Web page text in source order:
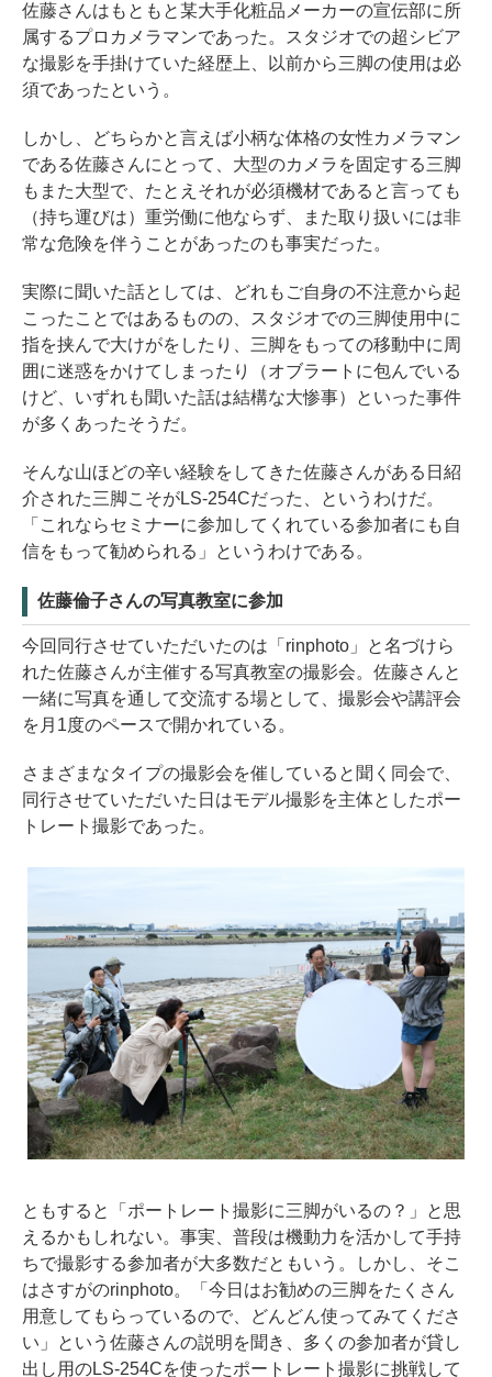
佐藤さんはもともと某大手化粧品メーカーの宣伝部に所
属するプロカメラマンであった。スタジオでの超シビア
な撮影を手掛けていた経歴上、以前から三脚の使用は必
須であったという。
しかし、どちらかと言えば小柄な体格の女性カメラマン
である佐藤さんにとって、大型のカメラを固定する三脚
もまた大型で、たとえそれが必須機材であると言っても
（持ち運びは）重労働に他ならず、また取り扱いには非
常な危険を伴うことがあったのも事実だった。
実際に聞いた話としては、どれもご自身の不注意から起
こったことではあるものの、スタジオでの三脚使用中に
指を挟んで大けがをしたり、三脚をもっての移動中に周
囲に迷惑をかけてしまったり（オブラートに包んでいる
けど、いずれも聞いた話は結構な大惨事）といった事件
が多くあったそうだ。
そんな山ほどの辛い経験をしてきた佐藤さんがある日紹
介された三脚こそがLS-254Cだった、というわけだ。
「これならセミナーに参加してくれている参加者にも自
信をもって勧められる」というわけである。
佐藤倫子さんの写真教室に参加
今回同行させていただいたのは「rinphoto」と名づけら
れた佐藤さんが主催する写真教室の撮影会。佐藤さんと
一緒に写真を通して交流する場として、撮影会や講評会
を月1度のペースで開かれている。
さまざまなタイプの撮影会を催していると聞く同会で、
同行させていただいた日はモデル撮影を主体としたポー
トレート撮影であった。
ともすると「ポートレート撮影に三脚がいるの？」と思
えるかもしれない。事実、普段は機動力を活かして手持
ちで撮影する参加者が大多数だともいう。しかし、そこ
はさすがのrinphoto。「今日はお勧めの三脚をたくさん
用意してもらっているので、どんどん使ってみてくださ
い」という佐藤さんの説明を聞き、多くの参加者が貸し
出し用のLS-254Cを使ったポートレート撮影に挑戦して